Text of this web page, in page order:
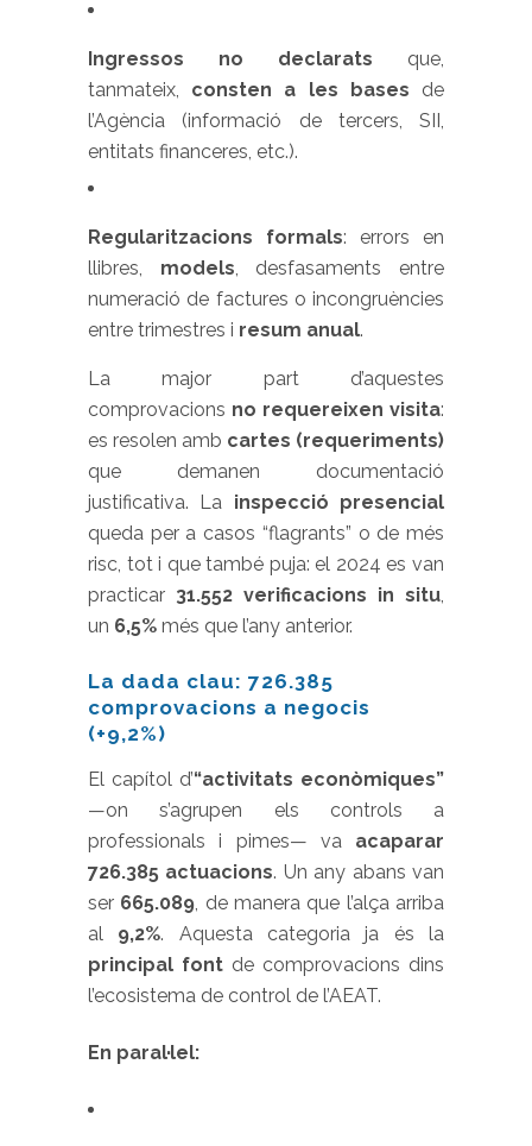
Ingressos no declarats que,
tanmateix, consten a les bases de
l’Agència (informació de tercers, SII,
entitats financeres, etc.).
Regularitzacions formals: errors en
llibres, models, desfasaments entre
numeració de factures o incongruències
entre trimestres i resum anual.
La major part d’aquestes
comprovacions no requereixen visita:
es resolen amb cartes (requeriments)
que demanen documentació
justificativa. La inspecció presencial
queda per a casos “flagrants” o de més
risc, tot i que també puja: el 2024 es van
practicar 31.552 verificacions in situ,
un 6,5% més que l’any anterior.
La dada clau: 726.385
comprovacions a negocis
(+9,2%)
El capítol d’“activitats econòmiques”
—on s’agrupen els controls a
professionals i pimes— va acaparar
726.385 actuacions. Un any abans van
ser 665.089, de manera que l’alça arriba
al 9,2%. Aquesta categoria ja és la
principal font de comprovacions dins
l’ecosistema de control de l’AEAT.
En paral·lel: